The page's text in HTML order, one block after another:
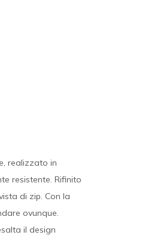
realizzato in
resistente. Rifinito
di zip. Con la
ovunque.
il design